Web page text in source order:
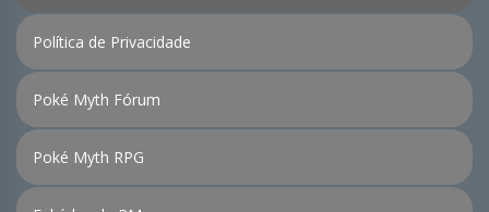
Política de Privacidade
Poké Myth Fórum
Poké Myth RPG